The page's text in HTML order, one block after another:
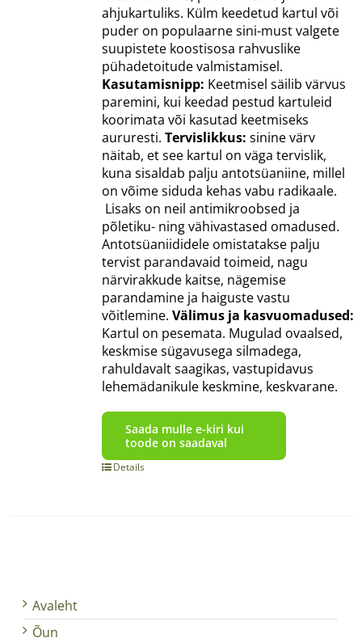
ahjukartuliks. Külm keedetud kartul või
puder on populaarne sini-must valgete
suupistete koostisosa rahvuslike
pühadetoitude valmistamisel.
Kasutamisnipp: Keetmisel säilib värvus
paremini, kui keedad pestud kartuleid
koorimata või kasutad keetmiseks
aururesti. Tervislikkus: sinine värv
näitab, et see kartul on väga tervislik,
kuna sisaldab palju antotsüaniine, millel
on võime siduda kehas vabu radikaale.
Lisaks on neil antimikroobsed ja
põletiku- ning vähivastased omadused.
Antotsüaniididele omistatakse palju
tervist parandavaid toimeid, nagu
närvirakkude kaitse, nägemise
parandamine ja haiguste vastu
võitlemine. Välimus ja kasvuomadused:
Kartul on pesemata. Mugulad ovaalsed,
keskmise sügavusega silmadega,
rahuldavalt saagikas, vastupidavus
lehemädanikule keskmine, keskvarane.
Saada mulle e-kiri kui
toode on saadaval
Details
Avaleht
Õun